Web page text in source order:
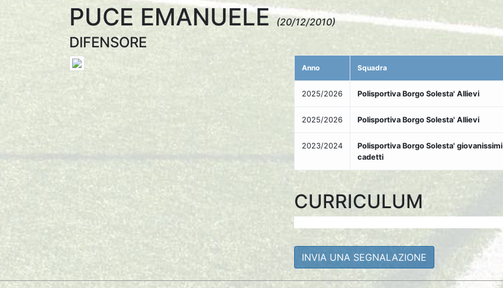
PUCE EMANUELE(20/12/2010)
DIFENSORE
Anno Squadra
2025/2026 Polisportiva Borgo Solesta' Allievi
2025/2026 Polisportiva Borgo Solesta' Allievi
2023/2024
Polisportiva Borgo Solesta' giovanissimi
cadetti
CURRICULUM
INVIA UNA SEGNALAZIONE